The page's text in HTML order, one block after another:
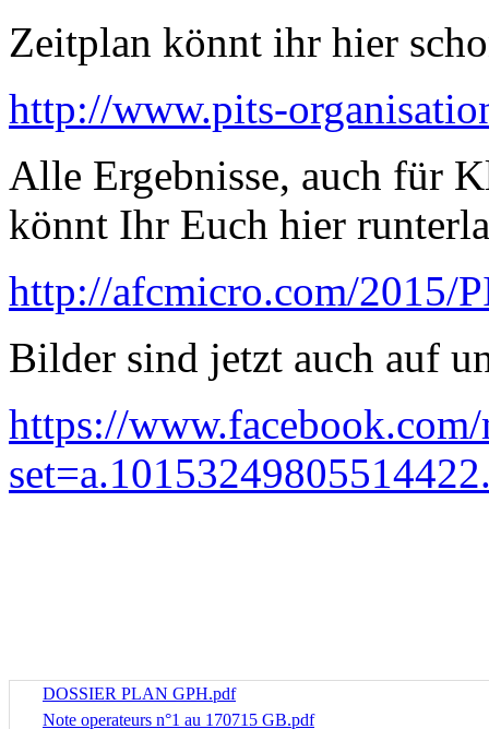
Zeitplan könnt ihr hier
http://www.pits-
Alle Ergebnisse, auch für
könnt Ihr Euch hier
http://afcmicro.com/2015/
Bilder sind jetzt auch auf
https://www.facebook.com/
DOSSIER PLAN GPH.pdf
Note operateurs n°1 au 170715 GB.pdf